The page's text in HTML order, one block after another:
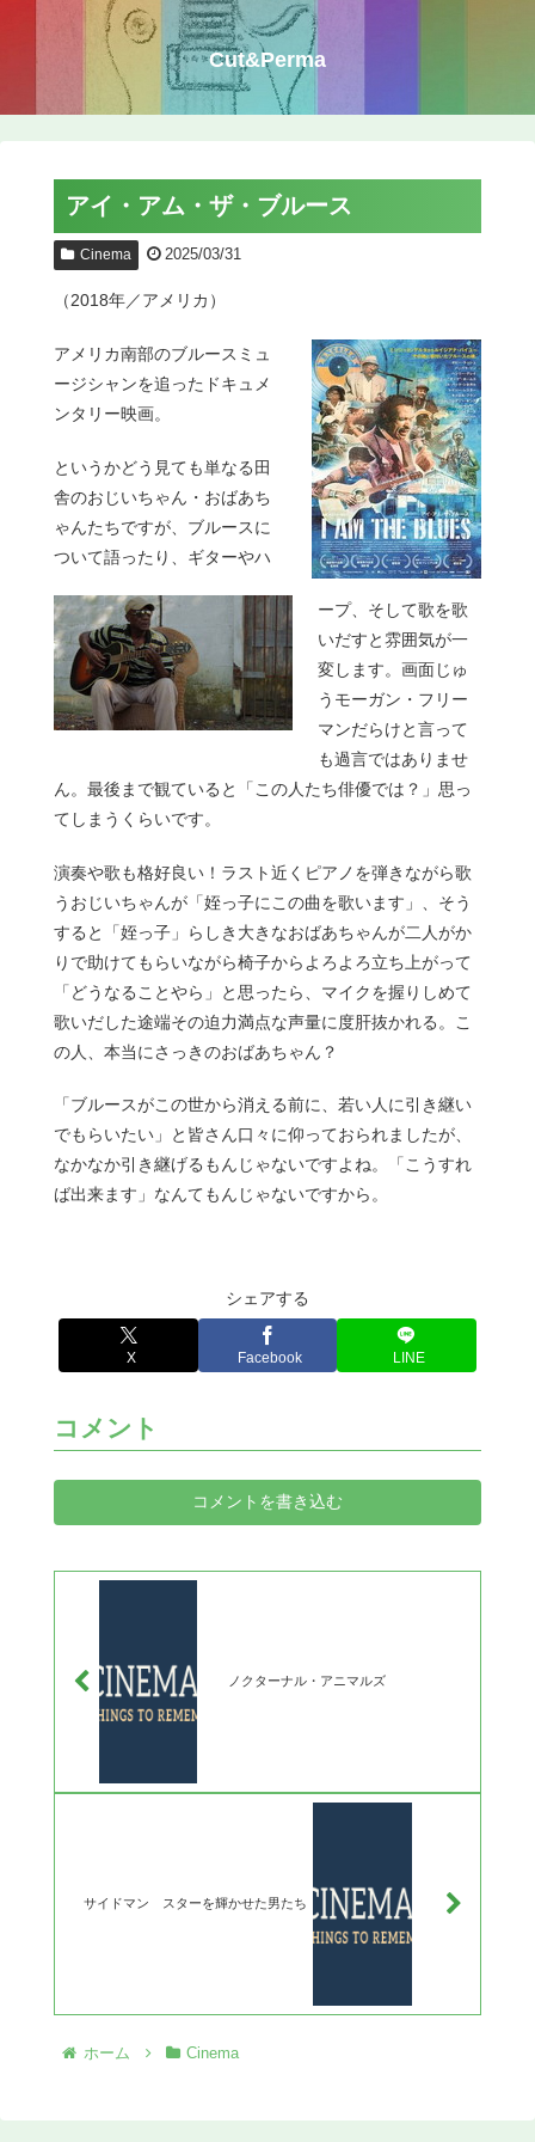
Cut&Perma
アイ・アム・ザ・ブルース
Cinema 2025/03/31
（2018年／アメリカ）
アメリカ南部のブルースミュ
ージシャンを追ったドキュメ
ンタリー映画。
というかどう見ても単なる田
舎のおじいちゃん・おばあち
ゃんたちですが、ブルースに
ついて語ったり、ギターやハ
ープ、そして歌を歌
いだすと雰囲気が一
変します。画面じゅ
うモーガン・フリー
マンだらけと言って
も過言ではありませ
ん。最後まで観ていると「この人たち俳優では？」思っ
てしまうくらいです。
演奏や歌も格好良い！ラスト近くピアノを弾きながら歌
うおじいちゃんが「姪っ子にこの曲を歌います」、そう
すると「姪っ子」らしき大きなおばあちゃんが二人がか
りで助けてもらいながら椅子からよろよろ立ち上がって
「どうなることやら」と思ったら、マイクを握りしめて
歌いだした途端その迫力満点な声量に度肝抜かれる。こ
の人、本当にさっきのおばあちゃん？
「ブルースがこの世から消える前に、若い人に引き継い
でもらいたい」と皆さん口々に仰っておられましたが、
なかなか引き継げるもんじゃないですよね。「こうすれ
ば出来ます」なんてもんじゃないですから。
シェアする
X Facebook LINE
コメント
コメントを書き込む
ノクターナル・アニマルズ
サイドマン スターを輝かせた男たち
ホーム Cinema